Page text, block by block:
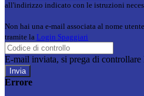
all'indirizzo indicato con le istruzioni
Non hai una e-mail associata al nome
tramite la Login Spaggiari
E-mail inviata, si prega di controllare
Errore